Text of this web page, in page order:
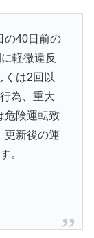
の40日前の
軽微違反
くは2回以
為、重大
危険運転致
更新後の運
。